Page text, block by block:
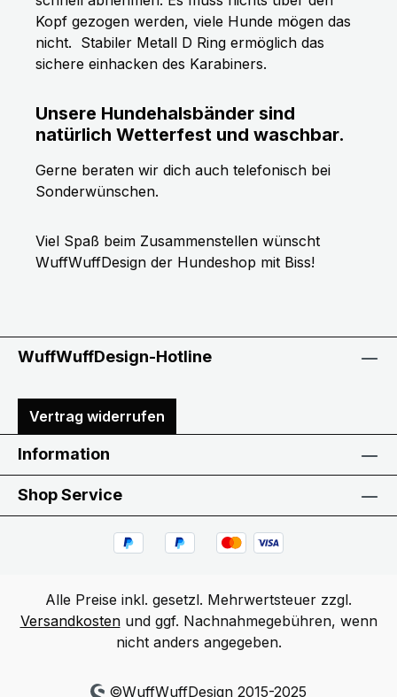
Kopf gezogen werden, viele Hunde mögen das
nicht. Stabiler Metall D Ring ermöglich das
sichere einhacken des Karabiners.
Unsere Hundehalsbänder sind
natürlich Wetterfest und waschbar.
Gerne beraten wir dich auch telefonisch bei
Sonderwünschen.
Viel Spaß beim Zusammenstellen wünscht
WuffWuffDesign der Hundeshop mit Biss!
WuffWuffDesign-Hotline
Vertrag widerrufen
Information
Shop Service
Alle Preise inkl. gesetzl. Mehrwertsteuer zzgl.
Versandkostenund ggf. Nachnahmegebühren, wenn
nicht anders angegeben.
©WuffWuffDesign 2015-2025